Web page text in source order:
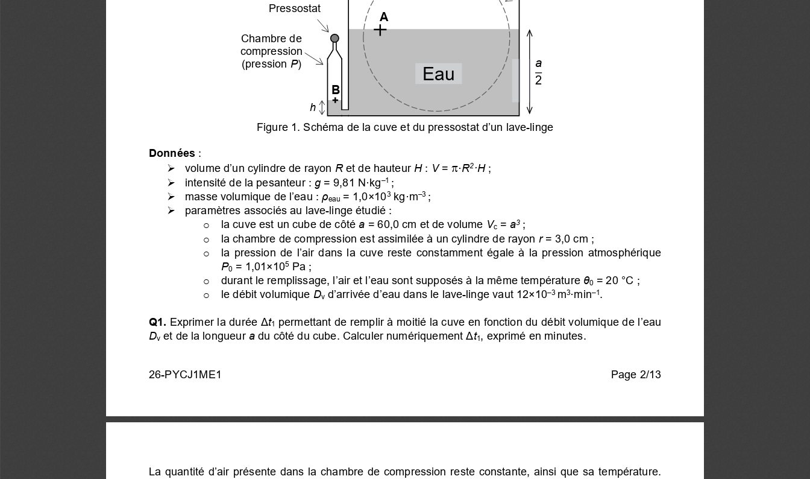
26-PYCJ1ME1 Page 2/  13
Figure 1. Schéma de la cuve et du pressostat d’un lave-linge
Données :

   volume d’un cylindre de rayon
R et de hauteur H : V = π·R2·H ;

   intensité de la pesanteur
: g = 9,81 N·kg–1 ;

   masse volumique de l’eau
: ρeau = 1,0×103 kg·m–3 ;

   p
aramètres associés au lave-linge étudié :
o
    la cuve est un
cube de côté a = 60,0 cm et de volume Vc = a3 ;
o
    l
a chambre de compression est assimilée à un cylindre de rayon r = 3 ,0 cm ;
o
    la  pression  de  l’air  dans  la  cuve  reste  constamment  égale  à  la  pression  atmosphérique
P0 = 1,01×105 Pa ;
o
    durant le remplissage, l
’air et l’eau sont supposés à la même température θ0 = 20 °C ;
o
    le  débit volumique
D v d’arrivée d’eau dans le lave-linge vaut 12×10–3 m3·min–1
Q1. Exprimer la durée Δt1 permettant de remplir à moitié la cuve en fonction du débit volumique de l’eau
Dv et de la longueur a du côté du cube. Calculer numériquement Δt1 , exprimé en minutes
A
B
Eau
a
2
h
Pressostat
Chambre de
compression
(pression P)
La quantité d’air présente dans la chambre de compression reste constante, ainsi que sa température.